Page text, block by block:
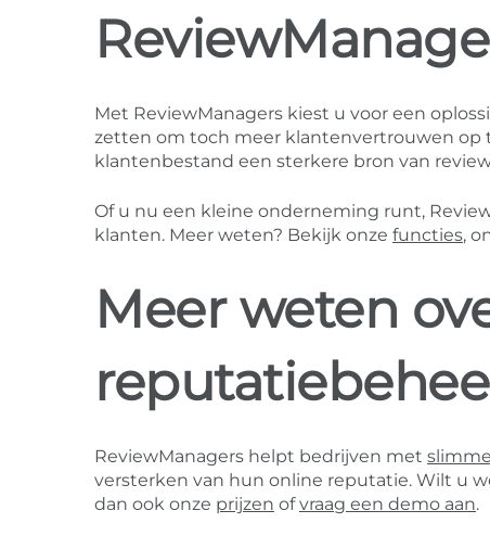
Met ReviewManagers kiest u voor een
zetten om toch meer klantenvertrouwen op
klantenbestand een sterkere bron van
Of u nu een kleine onderneming runt,
klanten. Meer weten? Bekijk onze functies,
Meer weten
ReviewManagers helpt bedrijven met
versterken van hun online reputatie. Wilt u
dan ook onze prijzen ofvraag een demo aan.